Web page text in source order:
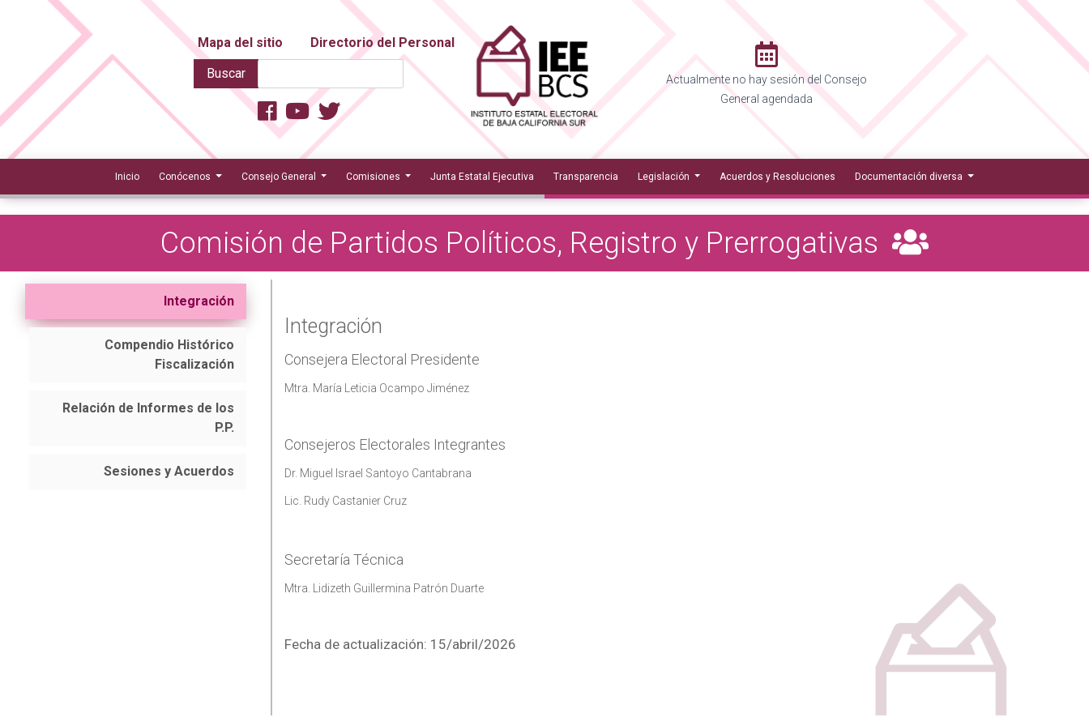
Mapa del sitio
Directorio del Personal
Buscar
Actualmente no hay sesión del Consejo
General agendada
Inicio Conócenos Consejo General Comisiones Junta Estatal Ejecutiva Transparencia Legislación Acuerdos y Resoluciones Documentación diversa
Comisión de Partidos Políticos, Registro y Prerrogativas
Integración
Compendio Histórico
Fiscalización
Relación de Informes de los
P.P.
Sesiones y Acuerdos
Integración
Consejera Electoral Presidente
Mtra. María Leticia Ocampo Jiménez
Consejeros Electorales Integrantes
Dr. Miguel Israel Santoyo Cantabrana
Lic. Rudy Castanier Cruz
Secretaría Técnica
Mtra. Lidizeth Guillermina Patrón Duarte
Fecha de actualización: 15/abril/2026